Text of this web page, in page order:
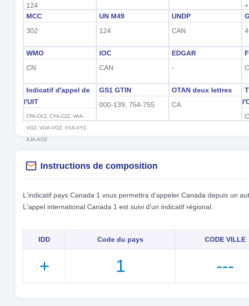
124
MCC
302
UN M49
124
UNDP
CAN
WMO
CN
IOC
CAN
EDGAR
-
Indicatif d'appel de
l'UIT
CFA-CKZ, CYA-CZZ, VAA-
VGZ, VOA-VOZ, VXA-VYZ,
XJA-XOZ
GS1 GTIN
000-139, 754-755
OTAN deux lettres
CA
Instructions de composition
L'indicatif pays Canada 1 vous permettra d'appeler Canada depuis un
L'appel international Canada 1 est suivi d'un indicatif régional.
IDD Code du pays CODE VILLE
+ 1 ---